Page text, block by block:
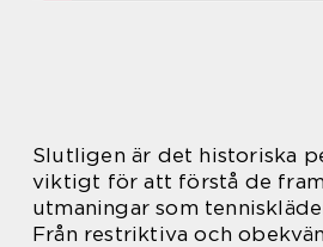
Slutligen är det historiska
viktigt för att förstå de
utmaningar som
Från restriktiva och